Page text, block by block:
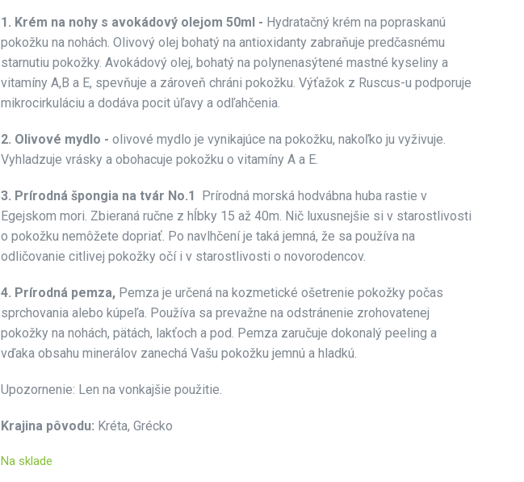
1. Krém na nohy s avokádový olejom 50ml - Hydratačný krém na popraskanú
pokožku na nohách. Olivový olej bohatý na antioxidanty zabraňuje predčasnému
starnutiu pokožky. Avokádový olej, bohatý na polynenasýtené mastné kyseliny a
vitamíny A,B a E, spevňuje a zároveň chráni pokožku. Výťažok z Ruscus-u podporuje
mikrocirkuláciu a dodáva pocit úľavy a odľahčenia.
2. Olivové mydlo - olivové mydlo je vynikajúce na pokožku, nakoľko ju vyživuje.
Vyhladzuje vrásky a obohacuje pokožku o vitamíny A a E.
3. Prírodná špongia na tvár No.1 Prírodná morská hodvábna huba rastie v
Egejskom mori. Zbieraná ručne z hĺbky 15 až 40m. Nič luxusnejšie si v starostlivosti
o pokožku nemôžete dopriať. Po navlhčení je taká jemná, že sa používa na
odličovanie citlivej pokožky očí i v starostlivosti o novorodencov.
4. Prírodná pemza, Pemza je určená na kozmetické ošetrenie pokožky počas
sprchovania alebo kúpeľa. Používa sa prevažne na odstránenie zrohovatenej
pokožky na nohách, pätách, lakťoch a pod. Pemza zaručuje dokonalý peeling a
vďaka obsahu minerálov zanechá Vašu pokožku jemnú a hladkú.
Upozornenie: Len na vonkajšie použitie.
Krajina pôvodu: Kréta, Grécko
Na sklade